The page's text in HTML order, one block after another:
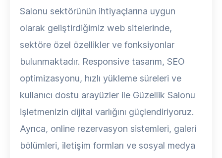
Salonu sektörünün ihtiyaçlarına uygun
olarak geliştirdiğimiz web sitelerinde,
sektöre özel özellikler ve fonksiyonlar
bulunmaktadır. Responsive tasarım, SEO
optimizasyonu, hızlı yükleme süreleri ve
kullanıcı dostu arayüzler ile Güzellik Salonu
işletmenizin dijital varlığını güçlendiriyoruz.
Ayrıca, online rezervasyon sistemleri, galeri
bölümleri, iletişim formları ve sosyal medya